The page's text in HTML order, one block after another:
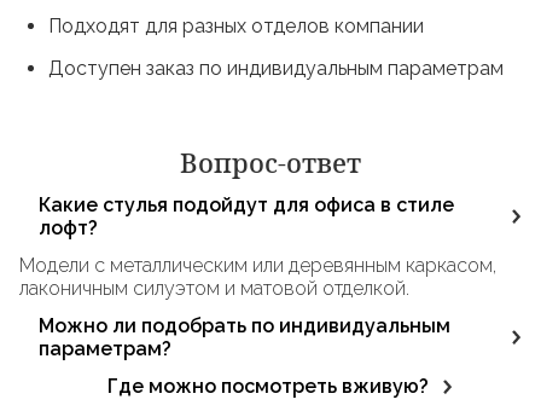
Подходят для разных отделов компании
Доступен заказ по индивидуальным параметрам
Вопрос-ответ
Какие стулья подойдут для офиса в стиле
лофт?
Модели с металлическим или деревянным каркасом,
лаконичным силуэтом и матовой отделкой.
Можно ли подобрать по индивидуальным
параметрам?
Да. Мы подбираем решения по размерам помещения,
Где можно посмотреть вживую?